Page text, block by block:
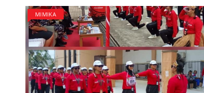
MIMIKA